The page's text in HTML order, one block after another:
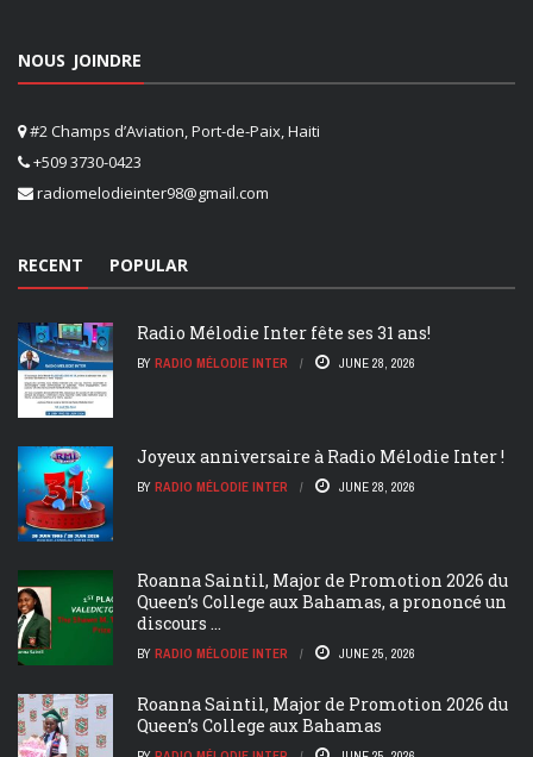
NOUS JOINDRE
#2 Champs d’Aviation, Port-de-Paix, Haiti
+509 3730-0423
radiomelodieinter98@gmail.com
RECENT POPULAR
Radio Mélodie Inter fête ses 31 ans!
BY RADIO MÉLODIE INTER JUNE 28, 2026
Joyeux anniversaire à Radio Mélodie Inter !
BY RADIO MÉLODIE INTER JUNE 28, 2026
Roanna Saintil, Major de Promotion 2026 du
Queen’s College aux Bahamas, a prononcé un
discours ...
BY RADIO MÉLODIE INTER JUNE 25, 2026
Roanna Saintil, Major de Promotion 2026 du
Queen’s College aux Bahamas